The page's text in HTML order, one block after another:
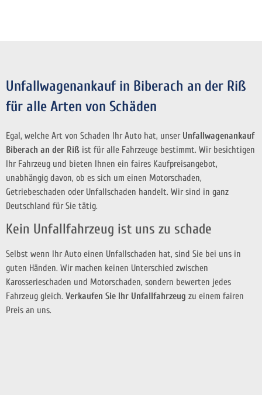
Unfallwagenankauf in Biberach an der Riß
für alle Arten von Schäden
Egal, welche Art von Schaden Ihr Auto hat, unser Unfallwagenankauf
Biberach an der Riß ist für alle Fahrzeuge bestimmt. Wir besichtigen
Ihr Fahrzeug und bieten Ihnen ein faires Kaufpreisangebot,
unabhängig davon, ob es sich um einen Motorschaden,
Getriebeschaden oder Unfallschaden handelt. Wir sind in ganz
Deutschland für Sie tätig.
Kein Unfallfahrzeug ist uns zu schade
Selbst wenn Ihr Auto einen Unfallschaden hat, sind Sie bei uns in
guten Händen. Wir machen keinen Unterschied zwischen
Karosserieschaden und Motorschaden, sondern bewerten jedes
Fahrzeug gleich. Verkaufen Sie Ihr Unfallfahrzeug zu einem fairen
Preis an uns.